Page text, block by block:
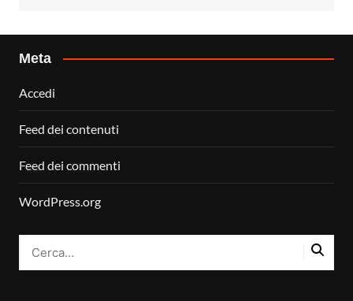
Meta
Accedi
Feed dei contenuti
Feed dei commenti
WordPress.org